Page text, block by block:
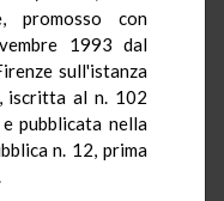
promosso con
1993 dal
sull'istanza
iscritta al n. 102
pubblicata nella
n. 12, prima